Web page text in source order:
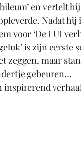
en vertelt
Nadat
voor ‘De
is zijn
zeggen, maar
gebeuren…
inspirerend